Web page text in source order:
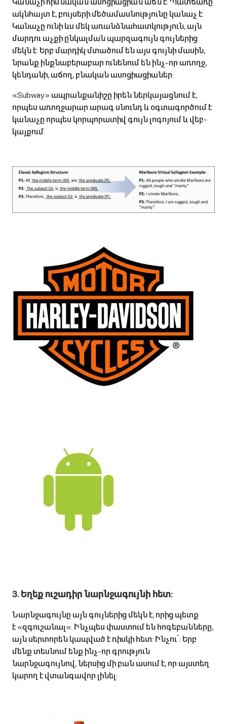
Կանաչի հիմնական ասոցիացիան աճն է: Պատճառը
ակնհայտ է, բույսերի մեծամասնությունը կանաչ է:
Կանաչը ունի ևս մեկ առանձնահատկություն, այն
մարդու աչքի ընկալման պարզագույն գույներից
մեկն է: Երբ մարդիկ մտածում են այս գույնի մասին,
նրանք ինքնաբերաբար ունենում են ինչ-որ առողջ,
կենդանի, աճող, բնական ասոցիացիաներ:
«Subway» ապրանքանիշը իրեն ներկայացնում է,
որպես առողջարար արագ սնունդ և օգտագործում է
կանաչը որպես կորպորատիվ գույն լոգոյում և վեբ-
կայքում:
3. Եղեք ուշադիր նարնջագույնի հետ:
Նարնջագույնը այն գույներից մեկն է, որից պետք
է «զգուշանալ»: Ինչպես փաստում են հոգեբանները,
այն սերտորեն կապված է ռիսկի հետ: Ինչու՞: Երբ
մենք տեսնում ենք ինչ-որ գրություն
նարնջագույնով, ներսից մի բան ասում է, որ այստեղ
կարող է վտանգավոր լինել: